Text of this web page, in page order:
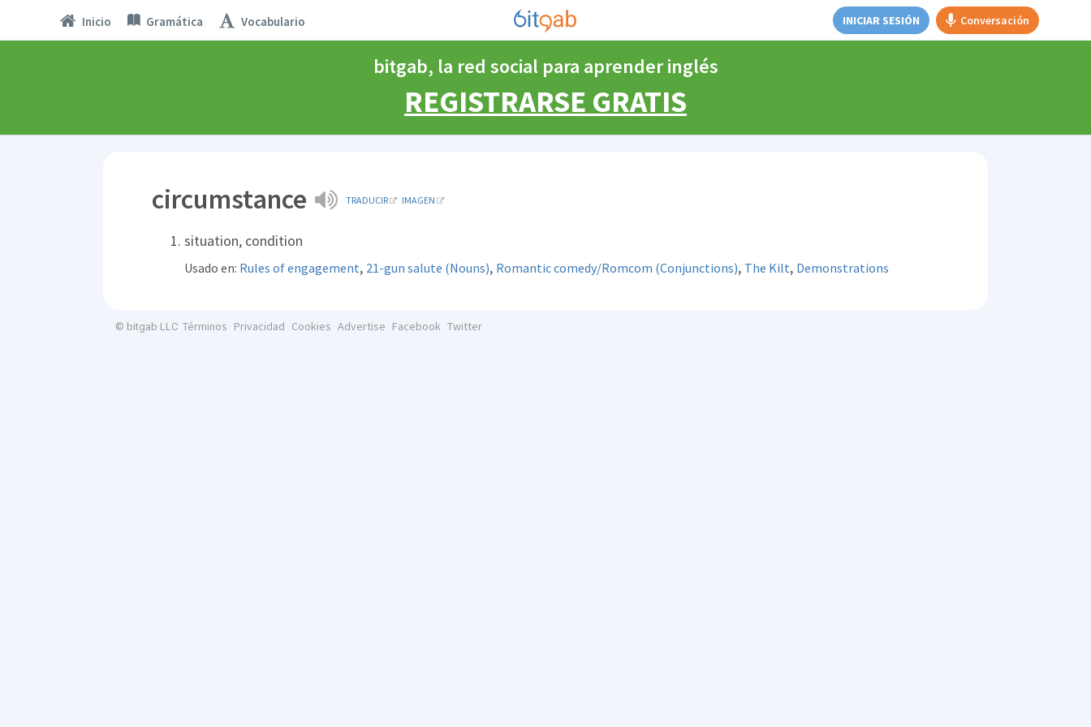
Inicio Gramática Vocabulario INICIAR SESIÓN Conversación
bitgab, la red social para aprender inglés
REGISTRARSE GRATIS
circumstance TRADUCIR IMAGEN
situation, condition
Usado en: Rules of engagement, 21-gun salute (Nouns), Romantic comedy/Romcom (Conjunctions), The Kilt, Demonstrations
© bitgab LLC Términos Privacidad Cookies Advertise Facebook Twitter